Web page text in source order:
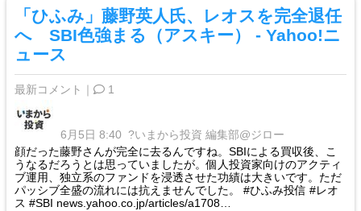
「ひふみ」藤野英人氏、レオスを完全退任
へ SBI色強まる（アスキー） - Yahoo!ニ
ュース
最新コメント｜ 1
6月5日 8:40 ?いまから投資 編集部@ジロー
顔だった藤野さんが完全に去るんですね。SBIによる買収後、こ
うなるだろうとは思っていましたが。個人投資家向けのアクティ
ブ運用、独立系のファンドを浸透させた功績は大きいです。ただ
パッシブ全盛の流れには抗えませんでした。 #ひふみ投信 #レオ
ス #SBI news.yahoo.co.jp/articles/a1708…